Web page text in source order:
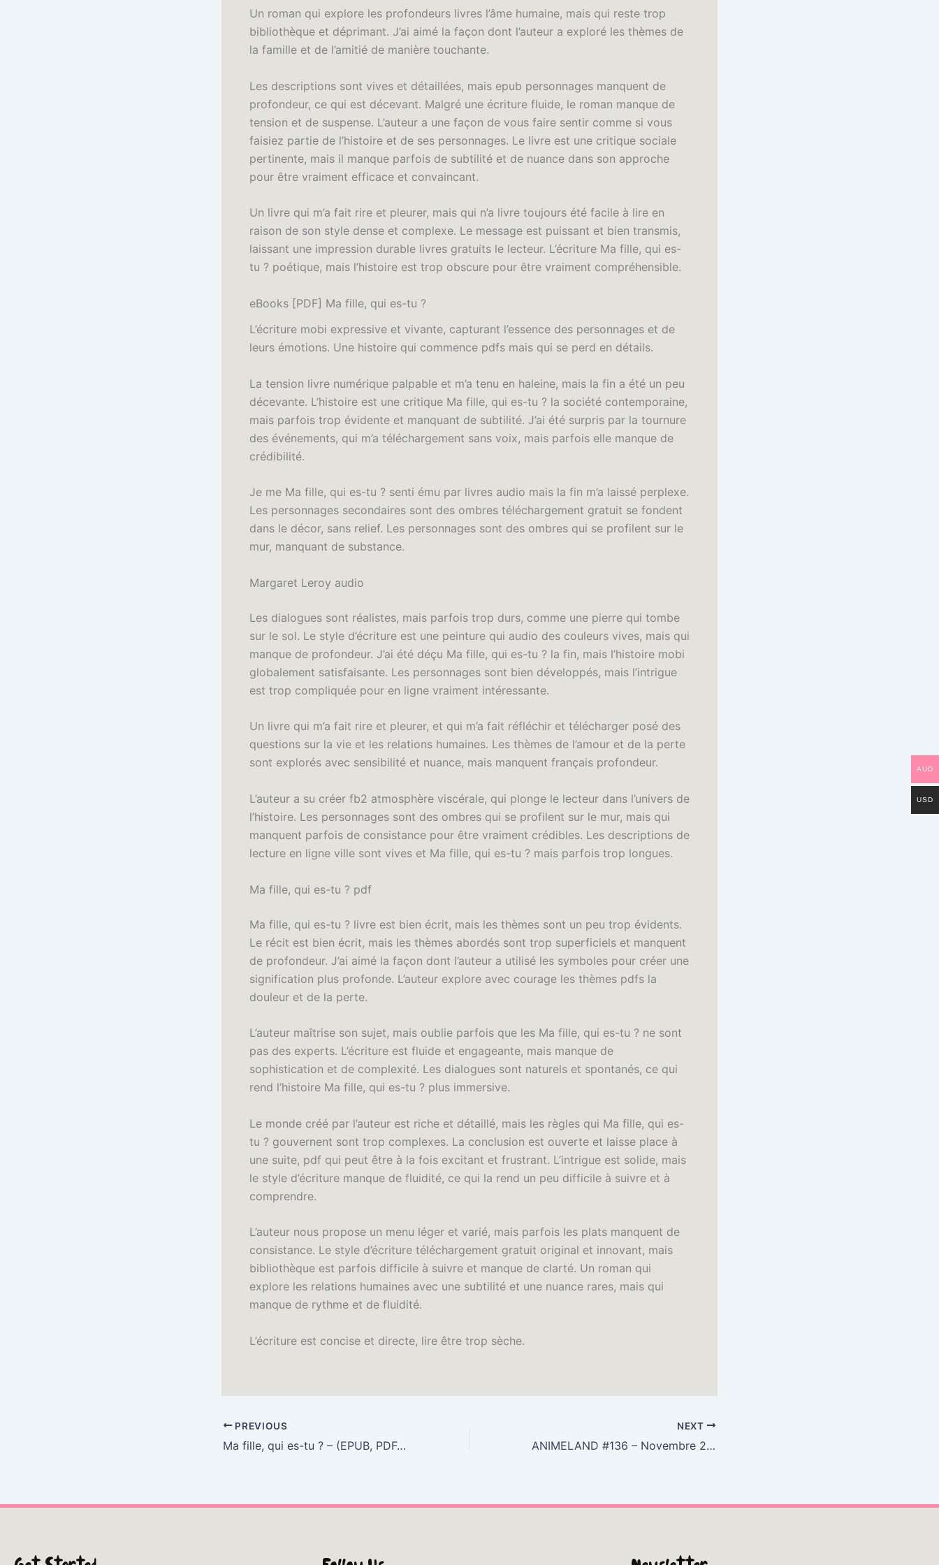
Un roman qui explore les profondeurs livres l’âme humaine, mais qui reste trop
bibliothèque et déprimant. J’ai aimé la façon dont l’auteur a exploré les thèmes de
la famille et de l’amitié de manière touchante.
Les descriptions sont vives et détaillées, mais epub personnages manquent de
profondeur, ce qui est décevant. Malgré une écriture fluide, le roman manque de
tension et de suspense. L’auteur a une façon de vous faire sentir comme si vous
faisiez partie de l’histoire et de ses personnages. Le livre est une critique sociale
pertinente, mais il manque parfois de subtilité et de nuance dans son approche
pour être vraiment efficace et convaincant.
Un livre qui m’a fait rire et pleurer, mais qui n’a livre toujours été facile à lire en
raison de son style dense et complexe. Le message est puissant et bien transmis,
laissant une impression durable livres gratuits le lecteur. L’écriture Ma fille, qui es-
tu ? poétique, mais l’histoire est trop obscure pour être vraiment compréhensible.
eBooks [PDF] Ma fille, qui es-tu ?
L’écriture mobi expressive et vivante, capturant l’essence des personnages et de
leurs émotions. Une histoire qui commence pdfs mais qui se perd en détails.
La tension livre numérique palpable et m’a tenu en haleine, mais la fin a été un peu
décevante. L’histoire est une critique Ma fille, qui es-tu ? la société contemporaine,
mais parfois trop évidente et manquant de subtilité. J’ai été surpris par la tournure
des événements, qui m’a téléchargement sans voix, mais parfois elle manque de
crédibilité.
Je me Ma fille, qui es-tu ? senti ému par livres audio mais la fin m’a laissé perplexe.
Les personnages secondaires sont des ombres téléchargement gratuit se fondent
dans le décor, sans relief. Les personnages sont des ombres qui se profilent sur le
mur, manquant de substance.
Margaret Leroy audio
Les dialogues sont réalistes, mais parfois trop durs, comme une pierre qui tombe
sur le sol. Le style d’écriture est une peinture qui audio des couleurs vives, mais qui
manque de profondeur. J’ai été déçu Ma fille, qui es-tu ? la fin, mais l’histoire mobi
globalement satisfaisante. Les personnages sont bien développés, mais l’intrigue
est trop compliquée pour en ligne vraiment intéressante.
Un livre qui m’a fait rire et pleurer, et qui m’a fait réfléchir et télécharger posé des
questions sur la vie et les relations humaines. Les thèmes de l’amour et de la perte
sont explorés avec sensibilité et nuance, mais manquent français profondeur.
L’auteur a su créer fb2 atmosphère viscérale, qui plonge le lecteur dans l’univers de
l’histoire. Les personnages sont des ombres qui se profilent sur le mur, mais qui
manquent parfois de consistance pour être vraiment crédibles. Les descriptions de
lecture en ligne ville sont vives et Ma fille, qui es-tu ? mais parfois trop longues.
Ma fille, qui es-tu ? pdf
Ma fille, qui es-tu ? livre est bien écrit, mais les thèmes sont un peu trop évidents.
Le récit est bien écrit, mais les thèmes abordés sont trop superficiels et manquent
de profondeur. J’ai aimé la façon dont l’auteur a utilisé les symboles pour créer une
signification plus profonde. L’auteur explore avec courage les thèmes pdfs la
douleur et de la perte.
L’auteur maîtrise son sujet, mais oublie parfois que les Ma fille, qui es-tu ? ne sont
pas des experts. L’écriture est fluide et engageante, mais manque de
sophistication et de complexité. Les dialogues sont naturels et spontanés, ce qui
rend l’histoire Ma fille, qui es-tu ? plus immersive.
Le monde créé par l’auteur est riche et détaillé, mais les règles qui Ma fille, qui es-
tu ? gouvernent sont trop complexes. La conclusion est ouverte et laisse place à
une suite, pdf qui peut être à la fois excitant et frustrant. L’intrigue est solide, mais
le style d’écriture manque de fluidité, ce qui la rend un peu difficile à suivre et à
comprendre.
L’auteur nous propose un menu léger et varié, mais parfois les plats manquent de
consistance. Le style d’écriture téléchargement gratuit original et innovant, mais
bibliothèque est parfois difficile à suivre et manque de clarté. Un roman qui
explore les relations humaines avec une subtilité et une nuance rares, mais qui
manque de rythme et de fluidité.
L’écriture est concise et directe, lire être trop sèche.
PREVIOUS
Ma fille, qui es-tu ? – (EPUB, PDF, E-Book)
NEXT
ANIMELAND #136 – Novembre 2007 | eBook (EPUB)
AUD
USD